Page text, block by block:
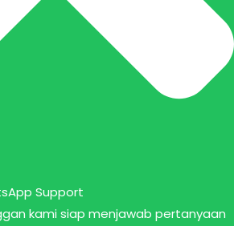
kami siap menjawab pertanyaan